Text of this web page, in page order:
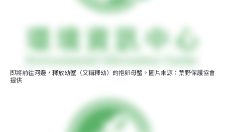
即將前往河邊，釋放幼蟹（又稱釋幼）的抱卵母蟹。圖片來源：荒野保護協會
提供